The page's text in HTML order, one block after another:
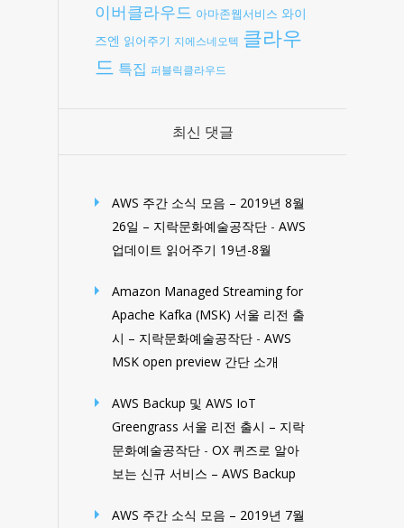
이버클라우드 아마존웹서비스 와이
즈엔 읽어주기 지에스네오텍 클라우
드 특집 퍼블릭클라우드
최신 댓글
AWS 주간 소식 모음 – 2019년 8월
26일 – 지락문화예술공작단 - AWS
업데이트 읽어주기 19년-8월
Amazon Managed Streaming for
Apache Kafka (MSK) 서울 리전 출
시 – 지락문화예술공작단 - AWS
MSK open preview 간단 소개
AWS Backup 및 AWS IoT
Greengrass 서울 리전 출시 – 지락
문화예술공작단 - OX 퀴즈로 알아
보는 신규 서비스 – AWS Backup
AWS 주간 소식 모음 – 2019년 7월